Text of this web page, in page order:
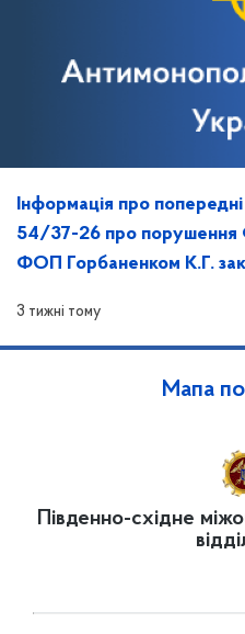
Інформація про
54/37-26 про
ФОП Горбаненком К.Г.
3 тижні тому
Мапа
Південно-східне